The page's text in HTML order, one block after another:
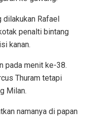
dilakukan Rafael
penalti bintang
kanan.
pada menit ke-38.
Thuram tetapi
Milan.
namanya di papan